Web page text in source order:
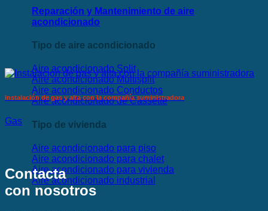
Reparación y Mantenimiento de aire
acondicionado
Tipo de aire acondicionado
Aire acondicionado Split
Aire acondicionado Multisplit
Aire acondicionado Conductos
Aire acondicionado de Cassette
Tipo de vivienda
Aire acondicionado para piso
Aire acondicionado para chalet
Aire acondicionado para vivienda
Aire acondicionado industrial
Instalación de gas y alta con la compañía suministradora
Gas
Contacta
con nosotros